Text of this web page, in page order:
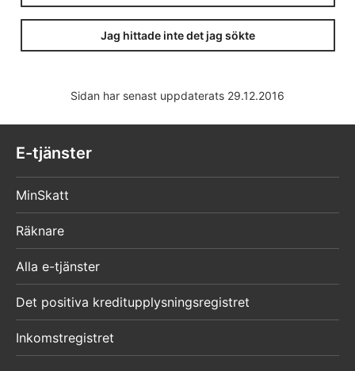
Jag hittade inte det jag sökte
Sidan har senast uppdaterats 29.12.2016
E-tjänster
MinSkatt
Räknare
Alla e-tjänster
Det positiva kreditupplysningsregistret
Inkomstregistret